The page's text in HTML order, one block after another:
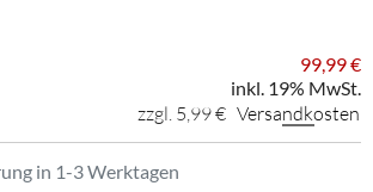
99,99 €
inkl. 19% MwSt.
zzgl. 5,99 € Versandkosten
in 1-3 Werktagen